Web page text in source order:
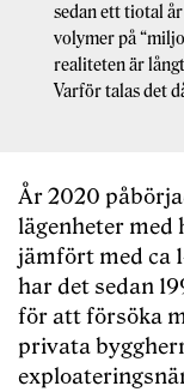
sedan ett tiotal
volymer på
realiteten är
Varför talas det
År 2020
lägenheter
jämfört med ca
har det sedan
för att försöka
privata